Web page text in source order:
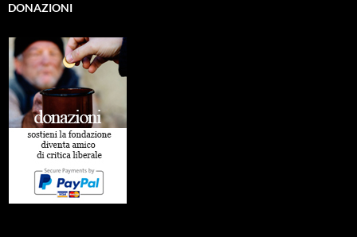
DONAZIONI